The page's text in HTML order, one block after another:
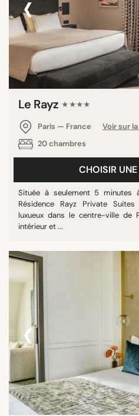
Le Rayz ★★★★
Paris — France
Voir sur
20 chambres
CHOISIR
Située à seulement 5 minutes
Résidence Rayz Private
luxueux dans le centre-ville de
intérieur et ...
‹